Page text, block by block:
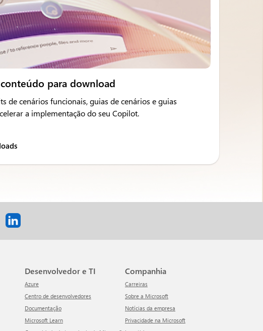
para download
de cenários funcionais, guias de cenários e guias
a implementação do seu Copilot.
Desenvolvedor e TI
Azure
Centro de desenvolvedores
Documentação
Microsoft Learn
Companhia
Carreiras
Sobre a Microsoft
Notícias da empresa
Privacidade na Microsoft